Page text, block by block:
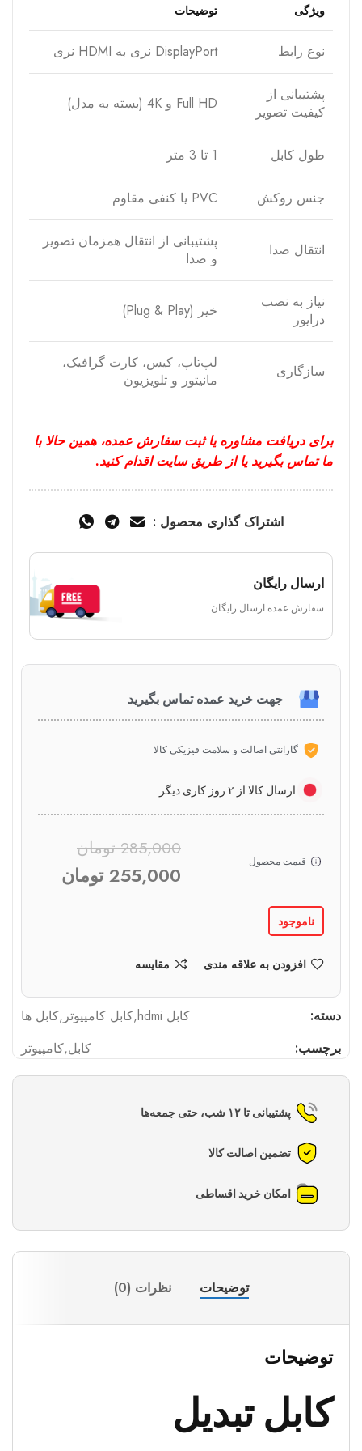
ویژگی توضیحات
نوع رابط DisplayPort نری به HDMI نری
پشتیبانی از
کیفیت تصویر
Full HD و 4K (بسته به مدل)
طول کابل 1 تا 3 متر
جنس روکش PVC یا کنفی مقاوم
انتقال صدا
پشتیبانی از انتقال همزمان تصویر
و صدا
نیاز به نصب
درایور
خیر (Plug & Play)
سازگاری
لپ‌تاپ، کیس، کارت گرافیک،
مانیتور و تلویزیون
برای دریافت مشاوره یا ثبت سفارش عمده، همین حالا با
ما تماس بگیرید یا از طریق سایت اقدام کنید.
اشتراک گذاری محصول :
ارسال رایگان
سفارش عمده ارسال رایگان
جهت خرید عمده تماس بگیرید
گارانتی اصالت و سلامت فیزیکی کالا
ارسال کالا از ۲ روز کاری دیگر
قیمت محصول
285,000 تومان
255,000 تومان
ناموجود
افزودن به علاقه مندی مقایسه
دسته: کابل hdmi ,کابل کامپیوتر ,کابل ها
برچسب:
کابل,کامپیوتر
پشتیبانی تا ۱۲ شب، حتی جمعه‌ها
تضمین اصالت کالا
امکان خرید اقساطی
توضیحات نظرات (0)
توضیحات
کابل تبدیل